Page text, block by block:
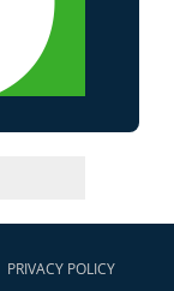
PRIVACY POLICY